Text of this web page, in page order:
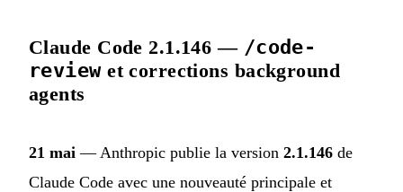
Claude Code 2.1.146 — /code-
reviewet corrections background
agents
21 mai — Anthropic publie la version 2.1.146 de
Claude Code avec une nouveauté principale et